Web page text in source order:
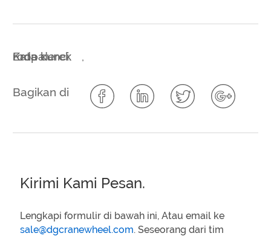
Kata kunci:
roda derek ,
Eropa
Bagikan di
Kirimi Kami Pesan.
Lengkapi formulir di bawah ini, Atau email ke
sale@dgcranewheel.com. Seseorang dari tim